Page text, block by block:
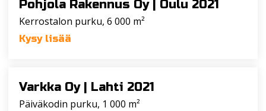
Pohjola Rakennus Oy | Oulu 2021
Kerrostalon purku, 6 000 m²
Kysy lisää
Varkka Oy | Lahti 2021
Päiväkodin purku, 1 000 m²